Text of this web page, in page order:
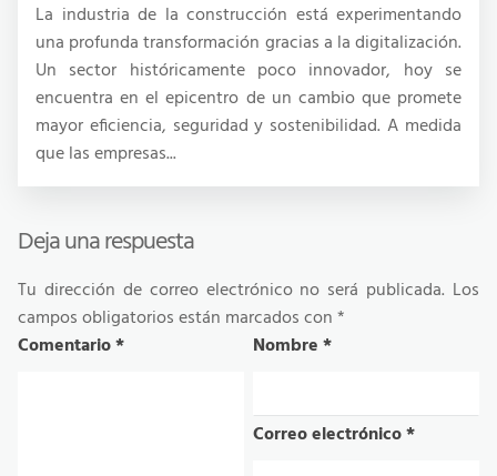
La industria de la construcción está experimentando
una profunda transformación gracias a la digitalización.
Un sector históricamente poco innovador, hoy se
encuentra en el epicentro de un cambio que promete
mayor eficiencia, seguridad y sostenibilidad. A medida
que las empresas...
Deja una respuesta
Tu dirección de correo electrónico no será publicada. Los
campos obligatorios están marcados con*
Comentario* Nombre*
Correo electrónico*